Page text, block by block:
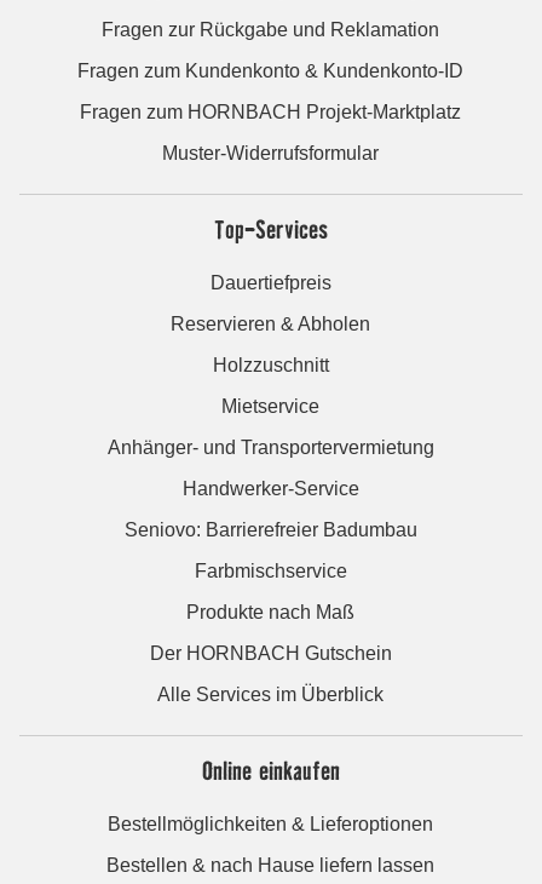
Fragen zur Rückgabe und Reklamation
Fragen zum Kundenkonto & Kundenkonto-ID
Fragen zum HORNBACH Projekt-Marktplatz
Muster-Widerrufsformular
Top-Services
Dauertiefpreis
Reservieren & Abholen
Holzzuschnitt
Mietservice
Anhänger- und Transportervermietung
Handwerker-Service
Seniovo: Barrierefreier Badumbau
Farbmischservice
Produkte nach Maß
Der HORNBACH Gutschein
Alle Services im Überblick
Online einkaufen
Bestellmöglichkeiten & Lieferoptionen
Bestellen & nach Hause liefern lassen